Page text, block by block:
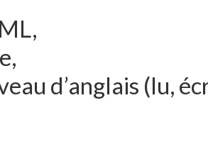
d’anglais (lu,